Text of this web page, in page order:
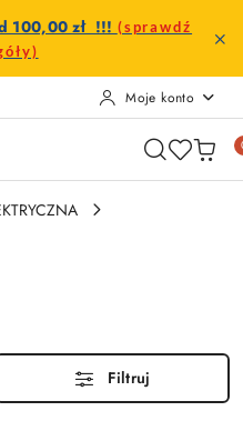
100,00 zł !!! (sprawdź
Moje konto
Filtruj